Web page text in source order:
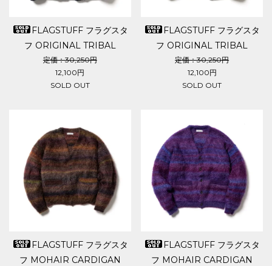
FLAGSTUFF フラグスタ
フ ORIGINAL TRIBAL
CAMO FLEECE JKT
定価：30,250円
12,100円
SOLD OUT
FLAGSTUFF フラグスタ
フ ORIGINAL TRIBAL
CAMO FLEECE JKT
定価：30,250円
12,100円
SOLD OUT
FLAGSTUFF フラグスタ
フ MOHAIR CARDIGAN
FLAGSTUFF フラグスタ
フ MOHAIR CARDIGAN